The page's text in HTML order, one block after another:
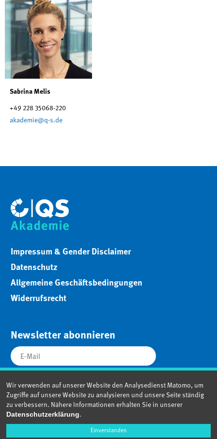
Wir verwenden auf unserer Website den Analysedienst Matomo, um
Zugriffe auf unsere Website zu analysieren und unsere Seite ständig
zu verbessern. Nähere Informationen erhalten Sie in unserer
Datenschutzerklärung.
Einverstanden
Sabrina Melis
+49 228 35068-220
akademie@q-s.de
Impressum & Gender Disclaimer
Datenschutz
Allgemeine Geschäftsbedingungen
Widerrufsrecht
Newsletter abonnieren